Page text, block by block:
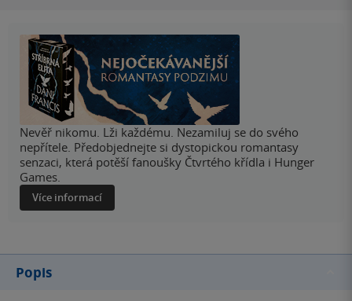
Nevěř nikomu. Lži každému. Nezamiluj se do svého
nepřítele. Předobjednejte si dystopickou romantasy
senzaci, která potěší fanoušky Čtvrtého křídla i Hunger
Games.
Více informací
Popis